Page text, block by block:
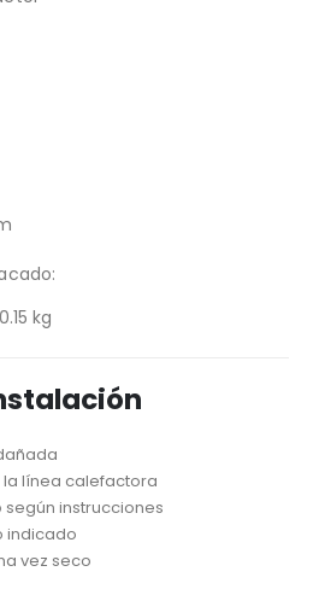
kg
línea calefactora
instrucciones
indicado
vez seco